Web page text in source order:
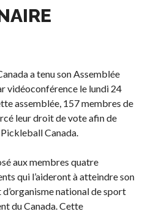
a tenu son Assemblée
vidéoconférence le lundi 24
assemblée, 157 membres de
leur droit de vote afin de
Canada.
aux membres quatre
qui l’aideront à atteindre son
national de sport
du Canada. Cette